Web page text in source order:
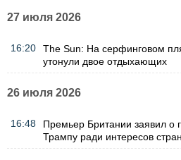
27 июля 2026
16:20
The Sun: На серфинговом
утонули двое отдыхающих
26 июля 2026
16:48
Премьер Британии заявил о
Трампу ради интересов